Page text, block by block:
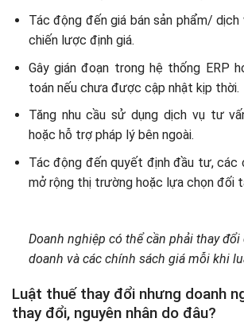
Tác động đến giá bán sản phẩm/ dịch
chiến lược định giá.
Gây gián đoạn trong hệ thống ERP
toán nếu chưa được cập nhật kịp thời.
Tăng nhu cầu sử dụng dịch vụ tư
hoặc hỗ trợ pháp lý bên ngoài.
Tác động đến quyết định đầu tư, các
mở rộng thị trường hoặc lựa chọn đối
Doanh nghiệp có thể cần phải thay
doanh và các chính sách giá mỗi khi
Luật thuế thay đổi nhưng doanh
thay đổi, nguyên nhân do đâu?